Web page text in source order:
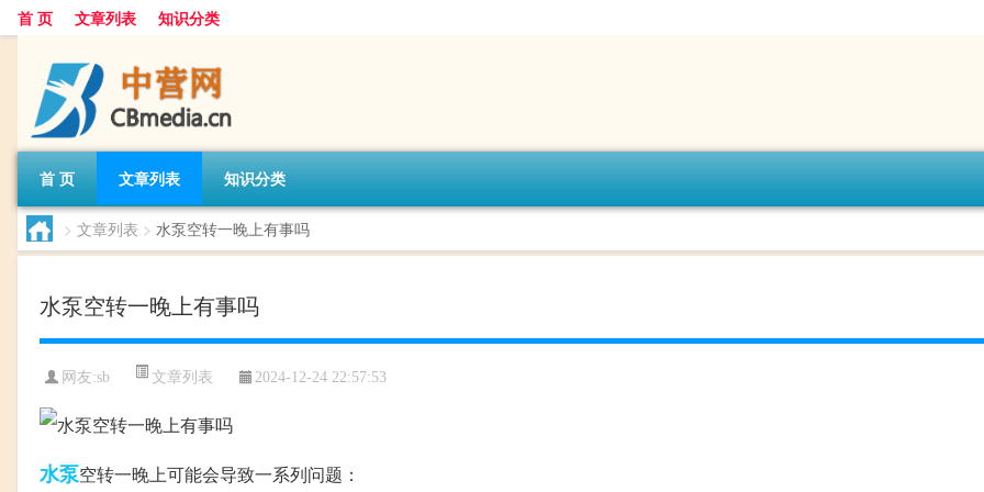
首 页 文章列表 知识分类
首 页 文章列表 知识分类
> 文章列表 > 水泵空转一晚上有事吗
水泵空转一晚上有事吗
网友:sb 文章列表 2024-12-24 22:57:53
水泵空转一晚上可能会导致一系列问题：